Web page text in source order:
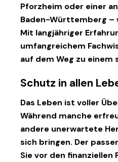
Pforzheim oder einer
Baden-Württemberg –
Mit langjähriger
umfangreichem
auf dem Weg zu einem
Schutz in allen
Das Leben ist voller
Während manche
andere unerwartete
sich bringen. Der
Sie vor den finanziellen